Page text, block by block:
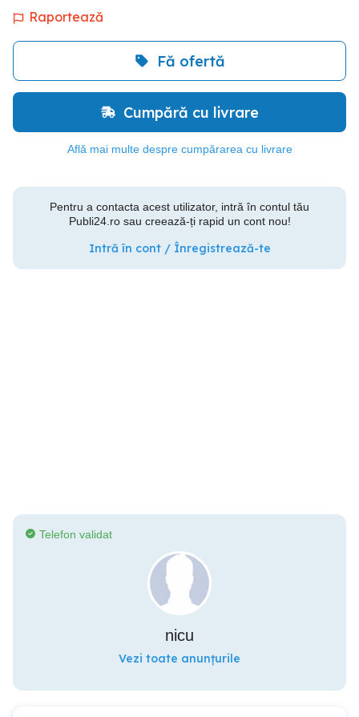
Raportează
Fă ofertă
Cumpără cu livrare
Află mai multe despre cumpărarea cu livrare
Pentru a contacta acest utilizator, intră în contul tău
Publi24.ro sau creează-ți rapid un cont nou!
Intră în cont / Înregistrează-te
Telefon validat
nicu
Vezi toate anunțurile